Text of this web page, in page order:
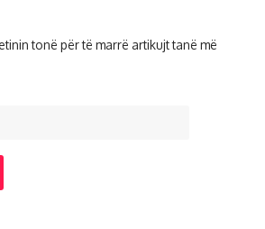
tonë për të marrë artikujt tanë më